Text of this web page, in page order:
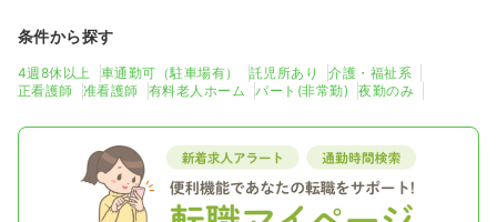
条件から探す
4週8休以上 車通勤可（駐車場有） 託児所あり
介護・福祉系
正看護師
准看護師 有料老人ホーム パート(非常勤) 夜勤のみ